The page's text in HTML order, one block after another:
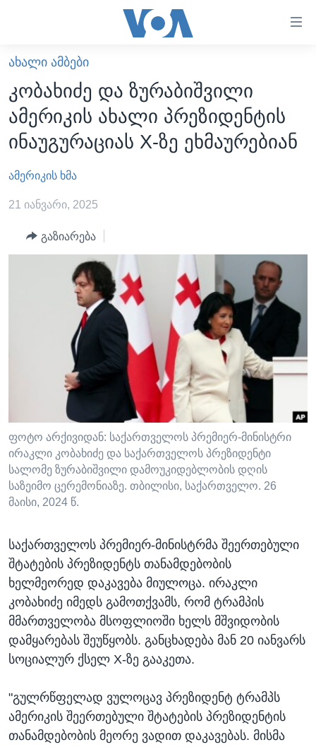
ხელმისაწვდომობისთვის
გადადით
მთავარზე
გადადით
მთავარ
ნავიგაციაზე
გადადით
ძიებაზე
ᲐᲮᲐᲚᲘ ᲐᲛᲑᲔᲑᲘ
ᲡᲐᲥᲐᲠᲗᲕᲔᲚᲝ
ᲐᲨᲨ
ᲐᲨᲨ-ᲘᲡ ᲐᲠᲩᲔᲕᲜᲔᲑᲘ 2024
ᲛᲡᲝᲤᲚᲘᲝ
ᲕᲘᲓᲔᲝᲔᲑᲘ
ᲒᲐᲓᲐᲪᲔᲛᲔᲑᲘ
ᲕᲐᲨᲘᲜᲒᲢᲝᲜᲘ ᲓᲦᲔᲡ
ᲮᲔᲓᲕᲐ ᲕᲐᲨᲘᲜᲒᲢᲝᲜᲘᲓᲐᲜ
ᲡᲢᲣᲓᲘᲐ ᲕᲐᲨᲘᲜᲒᲢᲝᲜᲘ
ᲡᲮᲕᲐ ᲡᲘᲐᲮᲚᲔᲔᲑᲘ
ᲔᲙᲝᲜᲝᲛᲘᲙᲐ
ᲯᲐᲜᲛᲠᲗᲔᲚᲝᲑᲐ
ᲛᲔᲪᲜᲘᲔᲠᲔᲑᲐ
ᲘᲜᲢᲔᲠᲕᲘᲣ
ᲙᲣᲚᲢᲣᲠᲐ
ᲒᲐᲚᲘᲚᲔᲝ
ᲓᲔᲖᲘᲜᲤᲝᲠᲛᲐᲪᲘᲐ
ᲠᲣᲡᲔᲗᲘᲡ ᲨᲔᲭᲠᲐ ᲣᲙᲠᲐᲘᲜᲐᲨᲘ
Learning English
ᲗᲕᲐᲚᲘ ᲒᲕᲐᲓᲔᲕᲜᲔᲗ
ენები
ᲐᲮᲐᲚᲘ ᲐᲛᲑᲔᲑᲘ
კობახიძე და ზურაბიშვილი
ამერიკის ახალი პრეზიდენტის
ინაუგურაციას X-ზე ეხმაურებიან
ამერიკის ხმა
21 იანვარი, 2025
გაზიარება
ფოტო არქივიდან: საქართველოს პრემიერ-მინისტრი
ირაკლი კობახიძე და საქართველოს პრეზიდენტი
სალომე ზურაბიშვილი დამოუკიდებლობის დღის
საზეიმო ცერემონიაზე. თბილისი, საქართველო. 26
მაისი, 2024 წ.
საქართველოს პრემიერ-მინისტრმა შეერთებული
შტატების პრეზიდენტს თანამდებობის
ხელმეორედ დაკავება მიულოცა. ირაკლი
კობახიძე იმედს გამოთქვამს, რომ ტრამპის
მმართველობა მსოფლიოში ხელს მშვიდობის
დამყარებას შეუწყობს. განცხადება მან 20 იანვარს
სოციალურ ქსელ X-ზე გააკეთა.
"გულრწფელად ვულოცავ პრეზიდენტ ტრამპს
ამერიკის შეერთებული შტატების პრეზიდენტის
თანამდებობის მეორე ვადით დაკავებას. მისმა